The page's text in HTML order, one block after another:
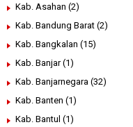
Kab. Asahan (2)
Kab. Bandung Barat (2)
Kab. Bangkalan (15)
Kab. Banjar (1)
Kab. Banjarnegara (32)
Kab. Banten (1)
Kab. Bantul (1)